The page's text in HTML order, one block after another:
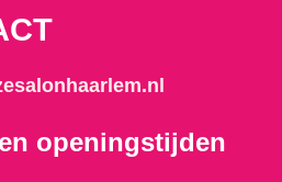
openingstijden